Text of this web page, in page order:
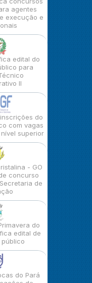
agentes
execução e
edital do
para
II
do
com vagas
superior
- GO
concurso
de
do
edital de
do Pará